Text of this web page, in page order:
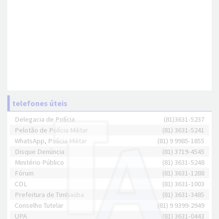
telefones úteis
Delegacia de Polícia
(81)3631-5237
Pelotão de Polícia Militar
(81) 3631-5241
WhatsApp, Polícia Militar
(81) 9 9985-1855
Disque Denúncia
(81) 3719-4545
Minitério Público
(81) 3631-5248
Fórum
(81) 3631-1288
CDL
(81) 3631-1003
Prefeitura de Timbaúba
(81) 3631-3485
Conselho Tutelar
(81) 9 9399-2949
UPA
(81) 3631-0443